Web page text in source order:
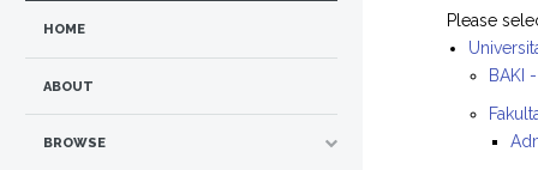
Please
BAKI
HOME
ABOUT
BROWSE